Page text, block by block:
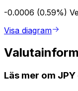
-0.0006 (0.59%)
Visa diagram
Läs mer om JPY